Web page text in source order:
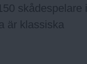
skådespelare i
är klassiska